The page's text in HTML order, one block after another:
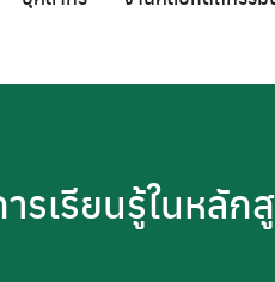
รเรียนรู้ในหลั